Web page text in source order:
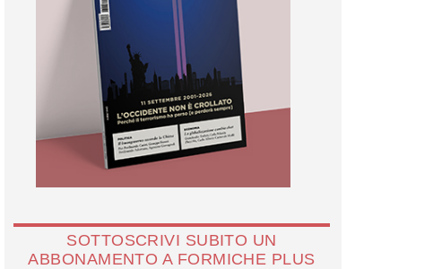
SOTTOSCRIVI SUBITO UN
ABBONAMENTO A FORMICHE PLUS